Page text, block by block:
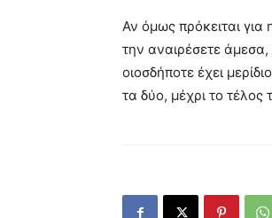
Αν όμως πρόκειται για
την αναιρέσετε άμεσα,
οιοσδήποτε έχει
τα δύο, μέχρι το τέλος